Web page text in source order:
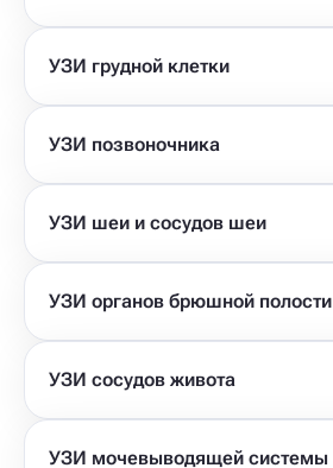
УЗИ грудной клетки
УЗИ позвоночника
УЗИ шеи и сосудов шеи
УЗИ органов брюшной полости
УЗИ сосудов живота
УЗИ мочевыводящей системы